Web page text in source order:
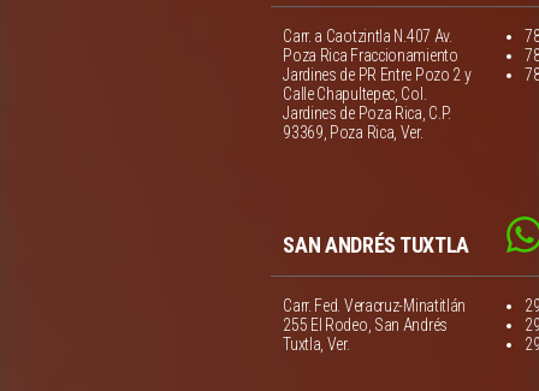
Carr. a Caotzintla N.407 Av.
Poza Rica Fraccionamiento
Jardines de PR Entre Pozo 2 y
Calle Chapultepec, Col.
Jardines de Poza Rica, C.P.
93369, Poza Rica, Ver.
SAN ANDRÉS TUXTLA
Carr. Fed. Veracruz-Minatitlán
255 El Rodeo, San Andrés
Tuxtla, Ver.